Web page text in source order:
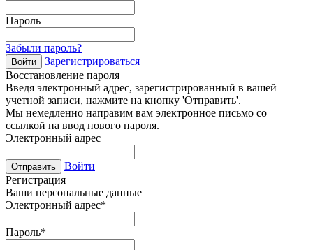
Пароль
Забыли пароль?
Войти
Зарегистрироваться
Восстановление пароля
Введя электронный адрес, зарегистрированный в вашей
учетной записи, нажмите на кнопку 'Отправить'.
Мы немедленно направим вам электронное письмо со
ссылкой на ввод нового пароля.
Электронный адрес
Отправить
Войти
Регистрация
Ваши персональные данные
Электронный адрес*
Пароль*